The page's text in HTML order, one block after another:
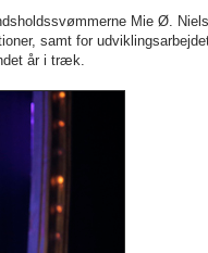
Mie Ø.
samt for
år i træk.